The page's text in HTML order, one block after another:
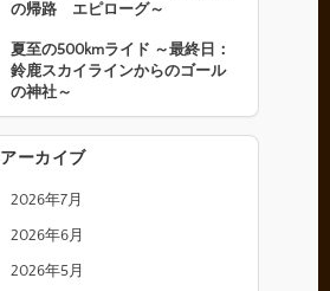
の帰路 エピローグ～
夏至の500kmライド ～最終日：
鈴鹿スカイラインからのゴール
の神社～
アーカイブ
2026年7月
2026年6月
2026年5月